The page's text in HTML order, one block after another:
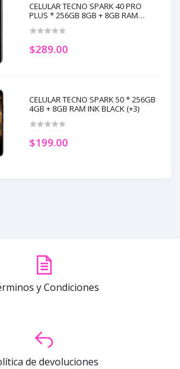
CELULAR TECNO SPARK 40 PRO
PLUS * 256GB 8GB + 8GB RAM
$289.00
CELULAR TECNO SPARK 50 * 256GB
4GB + 8GB RAM INK BLACK (+3)
$199.00
y Condiciones
de devoluciones